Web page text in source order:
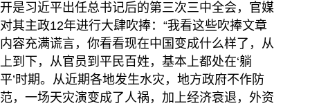
开是习近平出任总书记后的第三次三中全会，官媒
对其主政12年进行大肆吹捧：“我看这些吹捧文章
内容充满谎言，你看看现在中国变成什么样了，从
上到下，从官员到平民百姓，基本上都处在‘躺
平’时期。从近期各地发生水灾，地方政府不作防
范，一场天灾演变成了人祸，加上经济衰退，外资